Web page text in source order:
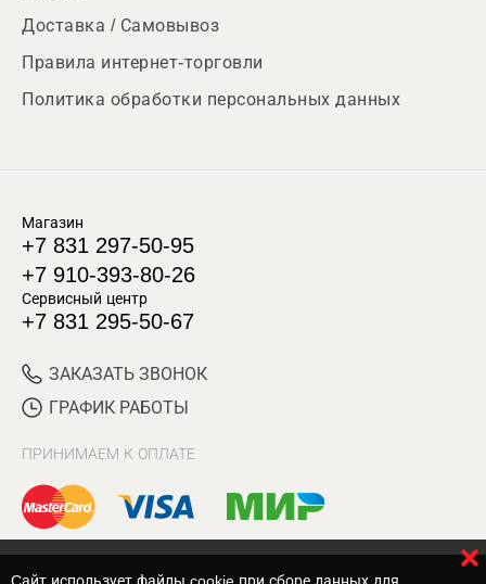
Доставка / Самовывоз
Правила интернет-торговли
Политика обработки персональных данных
Магазин
+7 831 297-50-95
+7 910-393-80-26
Сервисный центр
+7 831 295-50-67
ЗАКАЗАТЬ ЗВОНОК
ГРАФИК РАБОТЫ
ПРИНИМАЕМ К ОПЛАТЕ